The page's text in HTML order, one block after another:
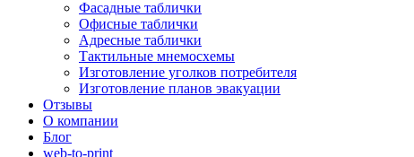
Фасадные таблички
Офисные таблички
Адресные таблички
Тактильные мнемосхемы
Изготовление уголков потребителя
Изготовление планов эвакуации
Отзывы
О компании
Блог
web-to-print